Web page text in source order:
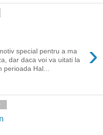
›
special pentru a ma
dar daca voi va uitati la
Hal...